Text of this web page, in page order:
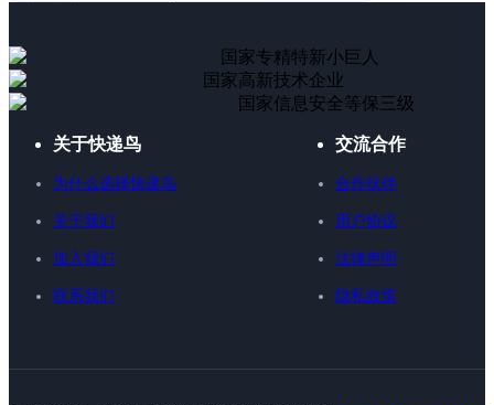
国家专精特新小巨人
国家高新技术企业
国家信息安全等保三级
关于快递鸟
为什么选择快递鸟
关于我们
加入我们
联系我们
交流合作
合作伙伴
用户协议
法律声明
隐私政策